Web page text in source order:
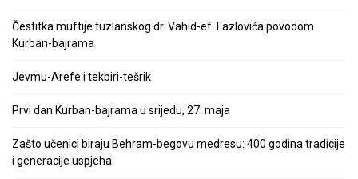
Čestitka muftije tuzlanskog dr. Vahid-ef. Fazlovića povodom
Kurban-bajrama
Jevmu-Arefe i tekbiri-tešrik
Prvi dan Kurban-bajrama u srijedu, 27. maja
Zašto učenici biraju Behram-begovu medresu: 400 godina tradicije
i generacije uspjeha